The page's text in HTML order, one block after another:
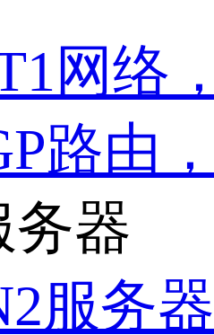
网络
路由
务器
服务器